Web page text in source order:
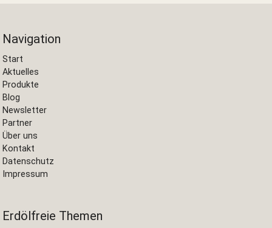
Navigation
Start
Aktuelles
Produkte
Blog
Newsletter
Partner
Über uns
Kontakt
Datenschutz
Impressum
Erdölfreie Themen